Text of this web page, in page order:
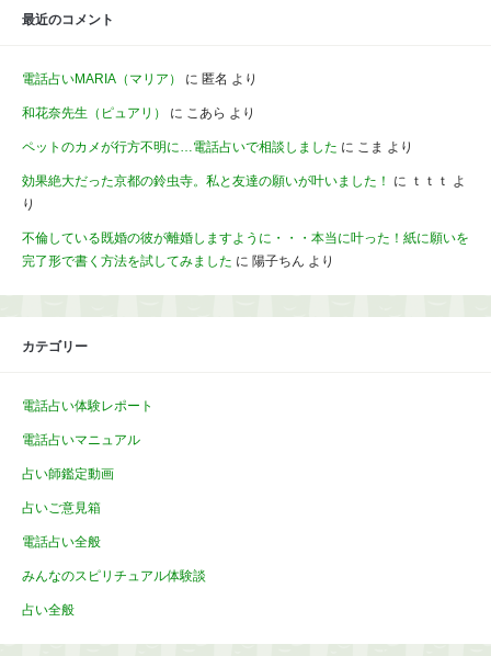
最近のコメント
電話占いMARIA（マリア） に 匿名 より
和花奈先生（ピュアリ） に こあら より
ペットのカメが行方不明に…電話占いで相談しました に こま より
効果絶大だった京都の鈴虫寺。私と友達の願いが叶いました！ に ｔｔｔ よ
り
不倫している既婚の彼が離婚しますように・・・本当に叶った！紙に願いを
完了形で書く方法を試してみました に 陽子ちん より
カテゴリー
電話占い体験レポート
電話占いマニュアル
占い師鑑定動画
占いご意見箱
電話占い全般
みんなのスピリチュアル体験談
占い全般